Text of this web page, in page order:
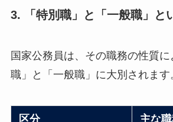
3. 「特別職」と「一般職」と
国家公務員は、その職務の性質に
職」と「一般職」に大別されます
区分 主な